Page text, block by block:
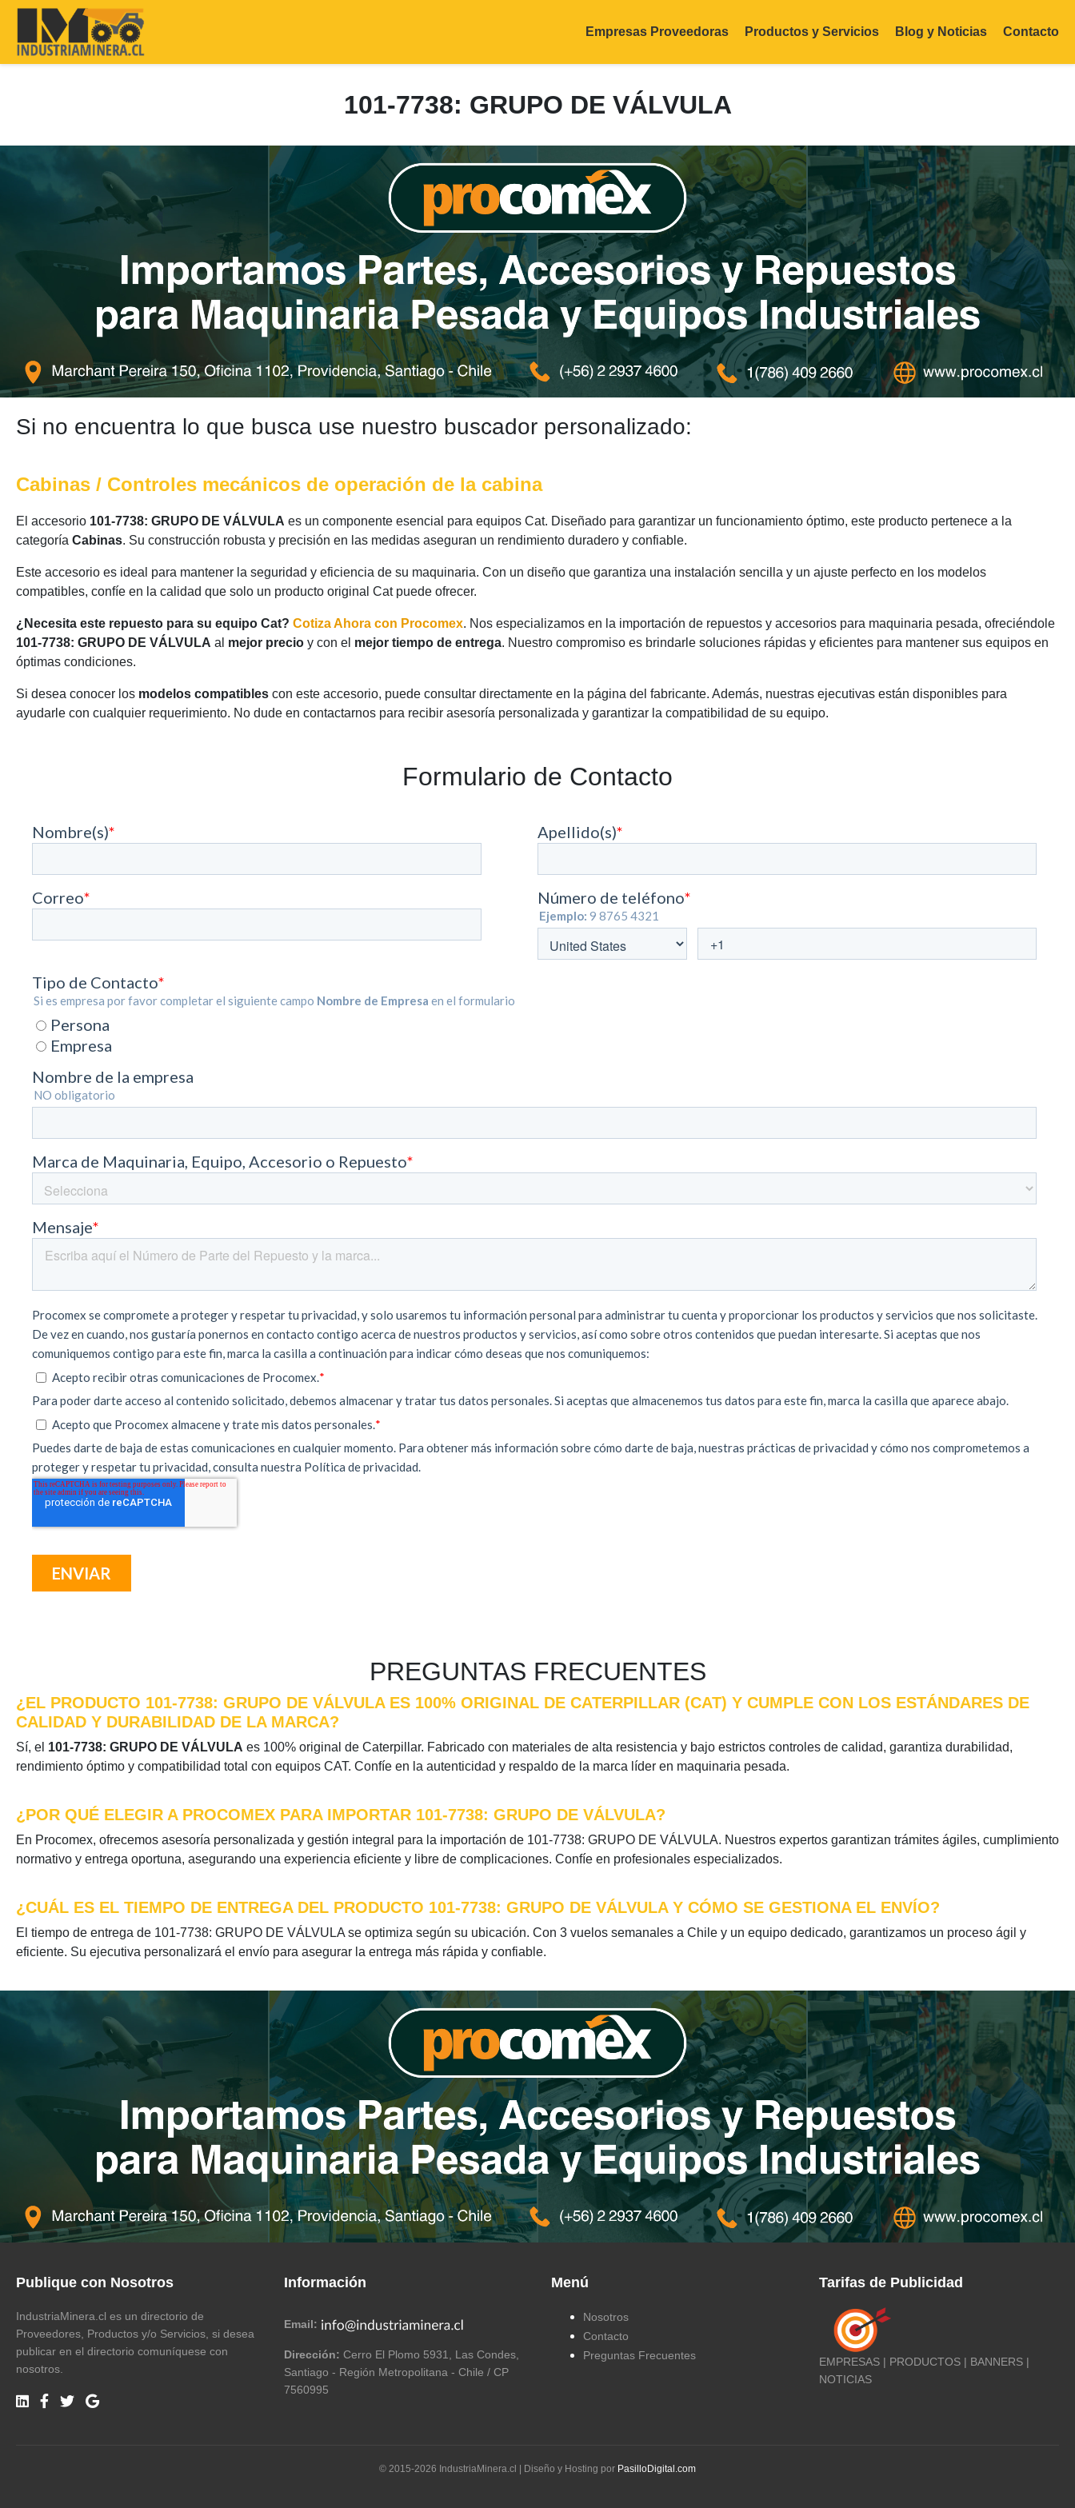
Empresas Proveedoras Productos y Servicios Blog y Noticias Contacto
101-7738: GRUPO DE VÁLVULA
Si no encuentra lo que busca use nuestro buscador personalizado:
Cabinas / Controles mecánicos de operación de la cabina
El accesorio 101-7738: GRUPO DE VÁLVULA es un componente esencial para equipos Cat. Diseñado para garantizar un funcionamiento óptimo, este producto pertenece a la
categoría Cabinas. Su construcción robusta y precisión en las medidas aseguran un rendimiento duradero y confiable.
Este accesorio es ideal para mantener la seguridad y eficiencia de su maquinaria. Con un diseño que garantiza una instalación sencilla y un ajuste perfecto en los modelos
compatibles, confíe en la calidad que solo un producto original Cat puede ofrecer.
¿Necesita este repuesto para su equipo Cat? Cotiza Ahora con Procomex. Nos especializamos en la importación de repuestos y accesorios para maquinaria pesada, ofreciéndole
101-7738: GRUPO DE VÁLVULA al mejor precio y con el mejor tiempo de entrega. Nuestro compromiso es brindarle soluciones rápidas y eficientes para mantener sus equipos en
óptimas condiciones.
Si desea conocer los modelos compatibles con este accesorio, puede consultar directamente en la página del fabricante. Además, nuestras ejecutivas están disponibles para
ayudarle con cualquier requerimiento. No dude en contactarnos para recibir asesoría personalizada y garantizar la compatibilidad de su equipo.
Formulario de Contacto
PREGUNTAS FRECUENTES
¿EL PRODUCTO 101-7738: GRUPO DE VÁLVULA ES 100% ORIGINAL DE CATERPILLAR (CAT) Y CUMPLE CON LOS ESTÁNDARES DE
CALIDAD Y DURABILIDAD DE LA MARCA?
Sí, el 101-7738: GRUPO DE VÁLVULA es 100% original de Caterpillar. Fabricado con materiales de alta resistencia y bajo estrictos controles de calidad, garantiza durabilidad,
rendimiento óptimo y compatibilidad total con equipos CAT. Confíe en la autenticidad y respaldo de la marca líder en maquinaria pesada.
¿POR QUÉ ELEGIR A PROCOMEX PARA IMPORTAR 101-7738: GRUPO DE VÁLVULA?
En Procomex, ofrecemos asesoría personalizada y gestión integral para la importación de 101-7738: GRUPO DE VÁLVULA. Nuestros expertos garantizan trámites ágiles, cumplimiento
normativo y entrega oportuna, asegurando una experiencia eficiente y libre de complicaciones. Confíe en profesionales especializados.
¿CUÁL ES EL TIEMPO DE ENTREGA DEL PRODUCTO 101-7738: GRUPO DE VÁLVULA Y CÓMO SE GESTIONA EL ENVÍO?
El tiempo de entrega de 101-7738: GRUPO DE VÁLVULA se optimiza según su ubicación. Con 3 vuelos semanales a Chile y un equipo dedicado, garantizamos un proceso ágil y
eficiente. Su ejecutiva personalizará el envío para asegurar la entrega más rápida y confiable.
Publique con Nosotros
IndustriaMinera.cl es un directorio de
Proveedores, Productos y/o Servicios, si desea
publicar en el directorio comuníquese con
nosotros.
Información
Email:
Dirección: Cerro El Plomo 5931, Las Condes,
Santiago - Región Metropolitana - Chile / CP
7560995
Menú
Nosotros
Contacto
Preguntas Frecuentes
Tarifas de Publicidad
EMPRESAS | PRODUCTOS | BANNERS |
NOTICIAS
© 2015-2026 IndustriaMinera.cl | Diseño y Hosting por PasilloDigital.com